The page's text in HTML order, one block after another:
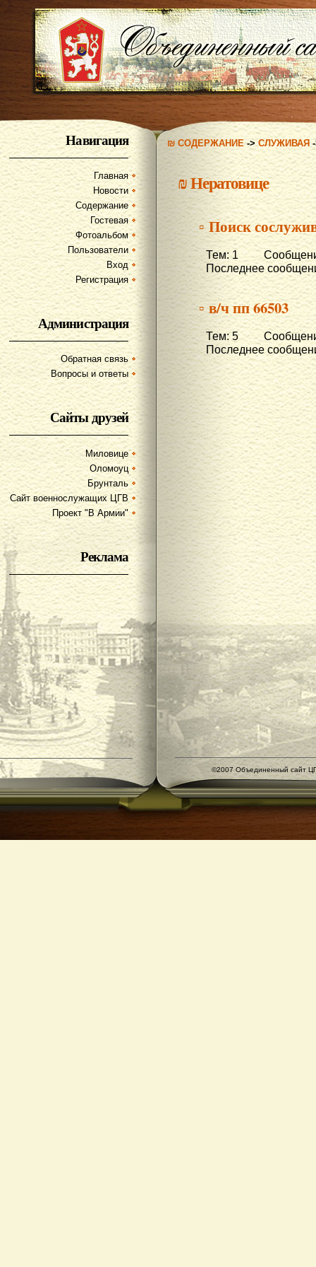
Навигация
Главная
Новости
Содержание
Гостевая
Фотоальбом
Пользователи
Вход
Регистрация
Администрация
Обратная связь
Вопросы и ответы
Сайты друзей
Миловице
Оломоуц
Брунталь
Сайт военнослужащих ЦГВ
Проект "В Армии"
Реклама
₪ СОДЕРЖАНИЕ->СЛУЖИВАЯ
₪Нератовице
▫ Поиск
Тем: 1
Последнее
▫ в/ч пп 66503
Тем: 5
Последнее
©2007 Объединенный сайт